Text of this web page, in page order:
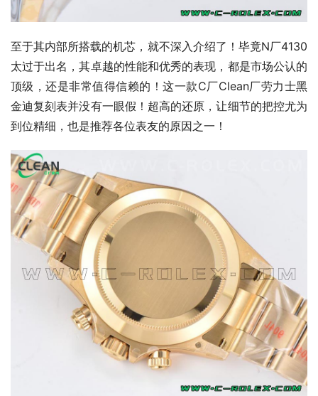
至于其内部所搭载的机芯，就不深入介绍了！毕竟N厂4130
太过于出名，其卓越的性能和优秀的表现，都是市场公认的
顶级，还是非常值得信赖的！这一款C厂Clean厂劳力士黑
金迪复刻表并没有一眼假！超高的还原，让细节的把控尤为
到位精细，也是推荐各位表友的原因之一！